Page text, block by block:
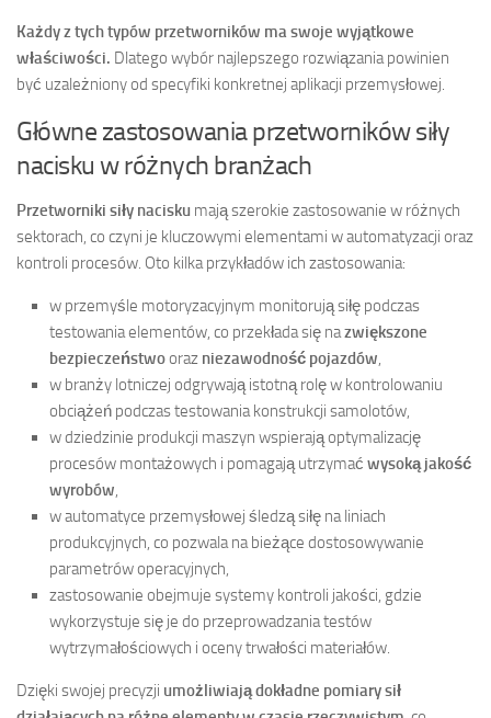
Każdy z tych typów przetworników ma swoje wyjątkowe
właściwości. Dlatego wybór najlepszego rozwiązania powinien
być uzależniony od specyfiki konkretnej aplikacji przemysłowej.
Główne zastosowania przetworników siły
nacisku w różnych branżach
Przetworniki siły nacisku mają szerokie zastosowanie w różnych
sektorach, co czyni je kluczowymi elementami w automatyzacji oraz
kontroli procesów. Oto kilka przykładów ich zastosowania:
w przemyśle motoryzacyjnym monitorują siłę podczas
testowania elementów, co przekłada się nazwiększone
bezpieczeństwooraz niezawodność pojazdów,
w branży lotniczej odgrywają istotną rolę w kontrolowaniu
obciążeń podczas testowania konstrukcji samolotów,
w dziedzinie produkcji maszyn wspierają optymalizację
procesów montażowych i pomagają utrzymać wysoką jakość
wyrobów,
w automatyce przemysłowej śledzą siłę na liniach
produkcyjnych, co pozwala na bieżące dostosowywanie
parametrów operacyjnych,
zastosowanie obejmuje systemy kontroli jakości, gdzie
wykorzystuje się je do przeprowadzania testów
wytrzymałościowych i oceny trwałości materiałów.
Dzięki swojej precyzji umożliwiają dokładne pomiary sił